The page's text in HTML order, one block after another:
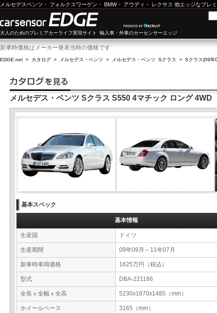
メルセデスベンツ ・ フォルクスワーゲン ・ BMW・ アウディ ・ レクサス 他エッジなプレ
大人のためのプレミアカーライフ実現サイト 輸入車・外車のカーセンサーエッジ
新車時価格はメーカー発表当時の価格です
EDGE.net > カタログ > メルセデス・ベンツ > メルセデス・ベンツ Sクラス > Sクラス(09年
メルセデス・ベンツ Sクラス S550 4マチック ロング 4WD
基本スペック
基本情報
生産国 ドイツ
生産期間 09年09月～11年07月
新車時車両価格 1625万円（税込）
型式 DBA-221186
全長ｘ全幅ｘ全高 5230x1870x1485（mm）
ホイールベース 3165（mm）